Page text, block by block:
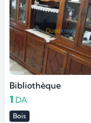
Bibliothèque
1 DA
Bois